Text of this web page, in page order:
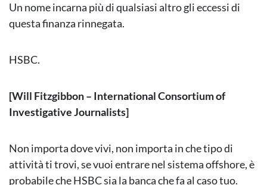
Un nome incarna più di qualsiasi altro gli eccessi di
questa finanza rinnegata.
HSBC.
[Will Fitzgibbon – International Consortium of
Investigative Journalists]
Non importa dove vivi, non importa in che tipo di
attività ti trovi, se vuoi entrare nel sistema offshore, è
probabile che HSBC sia la banca che fa al caso tuo.